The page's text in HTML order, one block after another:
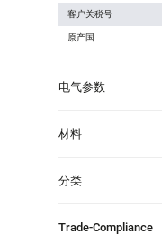
客户关税号
原产国
电气参数
材料
分类
Trade-Compliance